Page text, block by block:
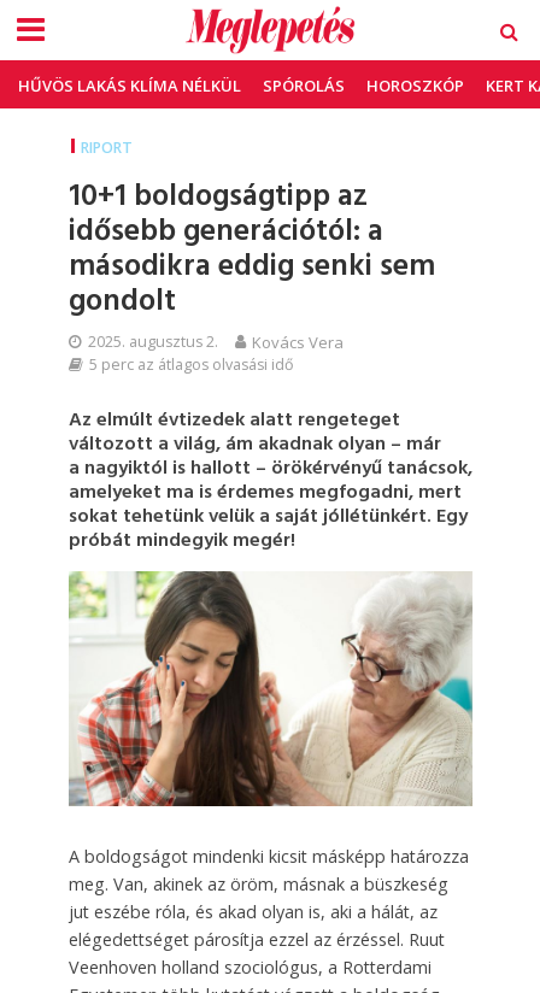
HŰVÖS LAKÁS KLÍMA NÉLKÜL SPÓROLÁS HOROSZKÓP KERT
RIPORT
10+1 boldogságtipp az
idősebb generációtól: a
másodikra eddig senki sem
gondolt
2025. augusztus 2. Kovács Vera
5 perc az átlagos olvasási idő
Az elmúlt évtizedek alatt rengeteget
változott a világ, ám akadnak olyan – már
a nagyiktól is hallott – örökérvényű tanácsok,
amelyeket ma is érdemes megfogadni, mert
sokat tehetünk velük a saját jóllétünkért. Egy
próbát mindegyik megér!
A boldogságot mindenki kicsit másképp határozza
meg. Van, akinek az öröm, másnak a büszkeség
jut eszébe róla, és akad olyan is, aki a hálát, az
elégedettséget párosítja ezzel az érzéssel. Ruut
Veenhoven holland szociológus, a Rotterdami